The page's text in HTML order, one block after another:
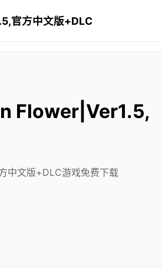
官方中文版+DLC
Flower|Ver1.5,
中文版+DLC游戏免费下载